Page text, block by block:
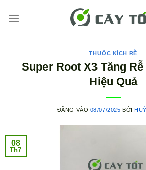
qua
THUỐC KÍCH RỄ
Super Root X3 Tăng
Hiệu Quả
ĐĂNG VÀO 08/07/2025 BỞI
08
Th7